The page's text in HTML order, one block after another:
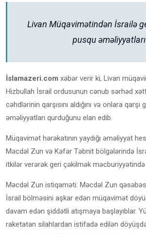
Livan Müqavimətindən İsrailə
pusqu əməliyyatları
İslamazeri.com xəbər verir ki, Livan
Hizbullah İsrail ordusunun cənub sərhəd
cəhdlərinin qarşısını aldığını və onlara
əməliyyatları qurduğunu elan edib.
Müqavimət hərəkatının yaydığı əməliyyat
Məcdəl Zun və Kəfər Təbnit bölgələrində
itkilər verərək geri çəkilmək məcburiyyətində
Məcdəl Zun istiqaməti: Məcdəl Zun
İsrail bölməsini aşkar edən müqavimət
davam edən şiddətli atışmaya başlayıblar.
raketatan silahlardan istifadə edilən